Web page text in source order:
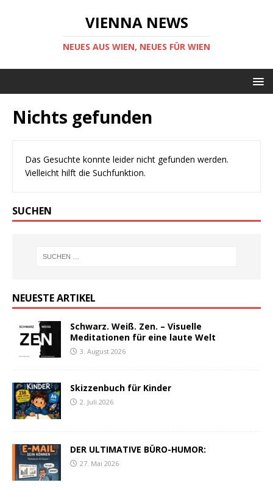
VIENNA NEWS
NEUES AUS WIEN, NEUES FÜR WIEN
Nichts gefunden
Das Gesuchte konnte leider nicht gefunden werden.
Vielleicht hilft die Suchfunktion.
SUCHEN
NEUESTE ARTIKEL
Schwarz. Weiß. Zen. – Visuelle
Meditationen für eine laute Welt
3. August 2026
Skizzenbuch für Kinder
2. Juli 2026
DER ULTIMATIVE BÜRO-HUMOR:
27. Mai 2026